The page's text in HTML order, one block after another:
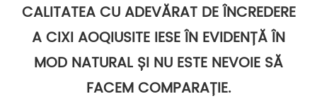
CALITATEA CU ADEVĂRAT DE ÎNCREDERE
A CIXI AOQIUSITE IESE ÎN EVIDENȚĂ ÎN
MOD NATURAL ȘI NU ESTE NEVOIE SĂ
FACEM COMPARAȚIE.